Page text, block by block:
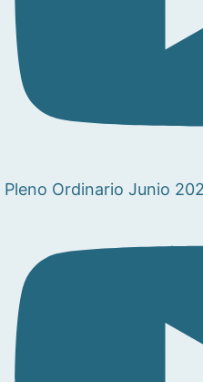
Pleno Ordinario Junio